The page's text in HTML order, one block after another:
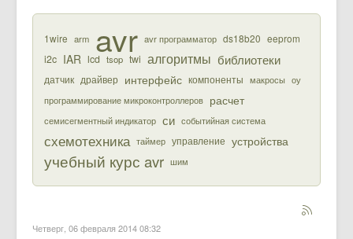
1wire arm avr avr программатор ds18b20 eeprom
i2c IAR lcd tsop twi алгоритмы библиотеки
датчик драйвер интерфейс компоненты макросы оу
программирование микроконтроллеров расчет
семисегментный индикатор си событийная система
схемотехника таймер управление устройства
учебный курс avr шим
Четверг, 06 февраля 2014 08:32